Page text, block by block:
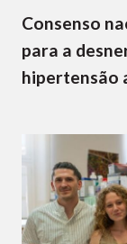
Consenso
para a
hipertensão